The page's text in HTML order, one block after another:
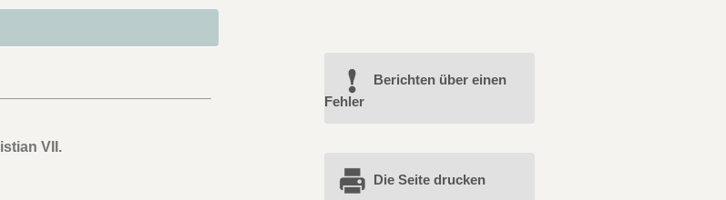
VII.
Berichten über einen
Fehler
Die Seite drucken